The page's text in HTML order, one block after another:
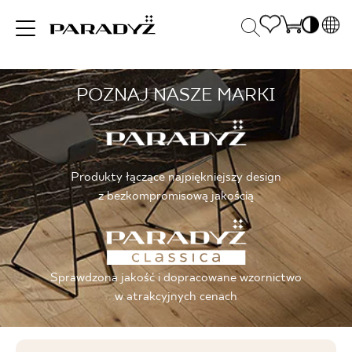
EN
SK
DE
UK
RU
INSPIRACJE
PRODUKTY
KOLEKCJE
DLA BIZNESU
Produkty łączące najpiękniejszy design
z bezkompromisową jakością
POZNAJ NASZE MARKI
Sprawdzona jakość i dopracowane wzornictwo
w atrakcyjnych cenach